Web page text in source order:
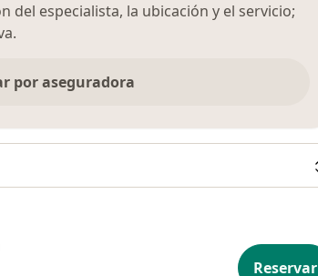
del especialista, la ubicación y el servicio;
por aseguradora
Reservar